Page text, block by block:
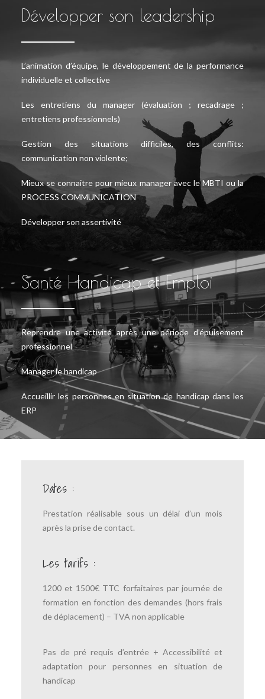
Développer son leadership
L’animation d’équipe, le développement de la performance
individuelle et collective
Les entretiens du manager (évaluation ; recadrage ;
entretiens professionnels)
Gestion des situations difficiles, des conflits:
communication non violente;
Mieux se connaitre pour mieux manager avec le MBTI ou la
PROCESS COMMUNICATION
Développer son assertivité
Santé Handicap et Emploi
Reprendre une activité après une période d’épuisement
professionnel
Manager le handicap
Accueillir les personnes en situation de handicap dans les
ERP
Dates :
Prestation réalisable sous un délai d’un mois
après la prise de contact.
Les tarifs :
1200 et 1500€ TTC forfaitaires par journée de
formation en fonction des demandes (hors frais
de déplacement) – TVA non applicable
Pas de pré requis d’entrée + Accessibilité et
adaptation pour personnes en situation de
handicap